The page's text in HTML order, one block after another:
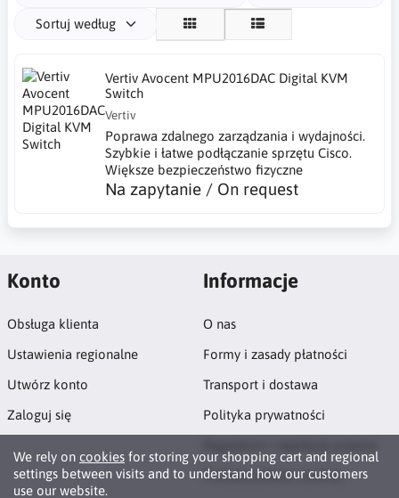
Sortuj według
Vertiv Avocent MPU2016DAC Digital KVM
Switch
Vertiv
Poprawa zdalnego zarządzania i wydajności.
Szybkie i łatwe podłączanie sprzętu Cisco.
Większe bezpieczeństwo fizyczne
Na zapytanie / On request
We rely on cookies for storing your shopping cart and regional
settings between visits and to understand how our customers
use our website.
Konto
Obsługa klienta
Ustawienia regionalne
Utwórz konto
Zaloguj się
Informacje
O nas
Formy i zasady płatności
Transport i dostawa
Polityka prywatności
Polityka plików cookies